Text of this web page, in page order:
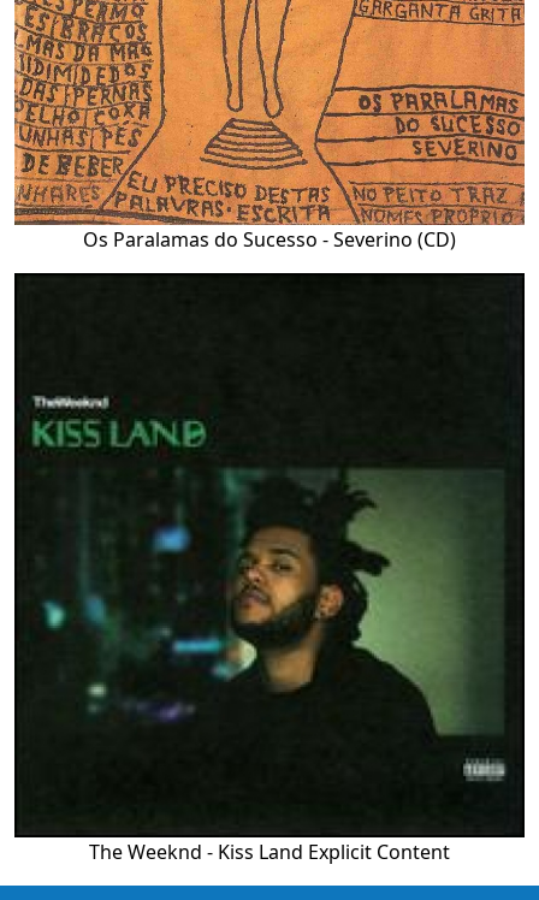
Os Paralamas do Sucesso - Severino (CD)
The Weeknd - Kiss Land Explicit Content